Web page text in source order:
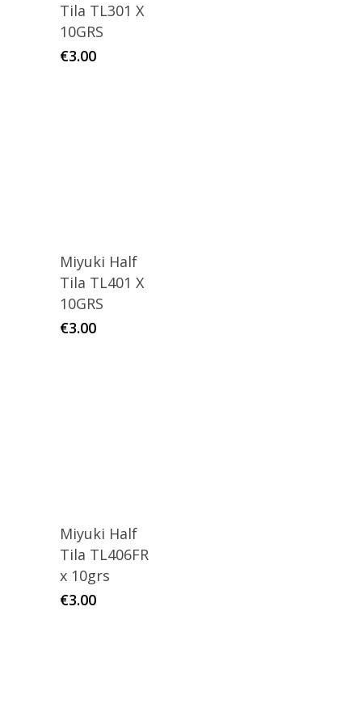
Tila TL301 X
10GRS
€3.00
Miyuki Half
Tila TL401 X
10GRS
€3.00
Miyuki Half
Tila TL406FR
x 10grs
€3.00